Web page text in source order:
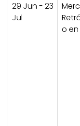
29 Jun - 23
Jul
o en